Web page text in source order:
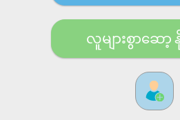
လူများစွာဆော့